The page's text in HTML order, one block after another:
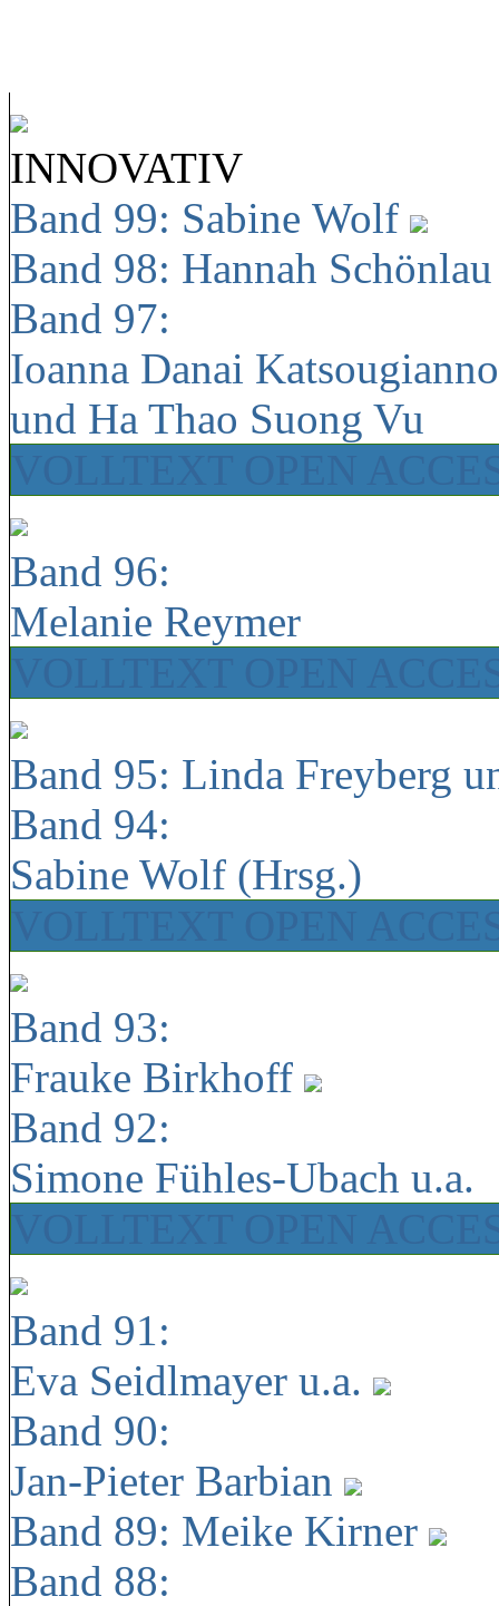
INNOVATIV
Band 99: Sabine Wolf
Band 98: Hannah
Band 97:
Ioanna Danai
und Ha Thao Suong Vu
Band 96:
Melanie Reymer
Band 95: Linda Freyberg
Band 94:
Sabine Wolf (Hrsg.)
Band 93:
Frauke Birkhoff
Band 92:
Simone Fühles-Ubach u.a.
Band 91:
Eva Seidlmayer u.a.
Band 90:
Jan-Pieter Barbian
Band 89: Meike Kirner
Band 88: